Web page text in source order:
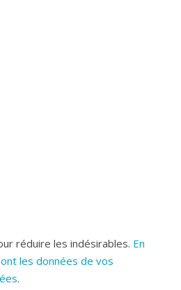
réduire les indésirables. En
les données de vos
.